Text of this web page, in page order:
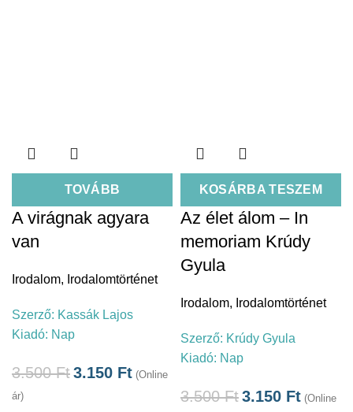
TOVÁBB
A virágnak agyara
van
Irodalom, Irodalomtörténet
Szerző: Kassák Lajos
Kiadó: Nap
3.500Ft3.150 Ft (Online
ár)
KOSÁRBA TESZEM
Az élet álom – In
memoriam Krúdy
Gyula
Irodalom, Irodalomtörténet
Szerző: Krúdy Gyula
Kiadó: Nap
3.500Ft3.150 Ft (Online